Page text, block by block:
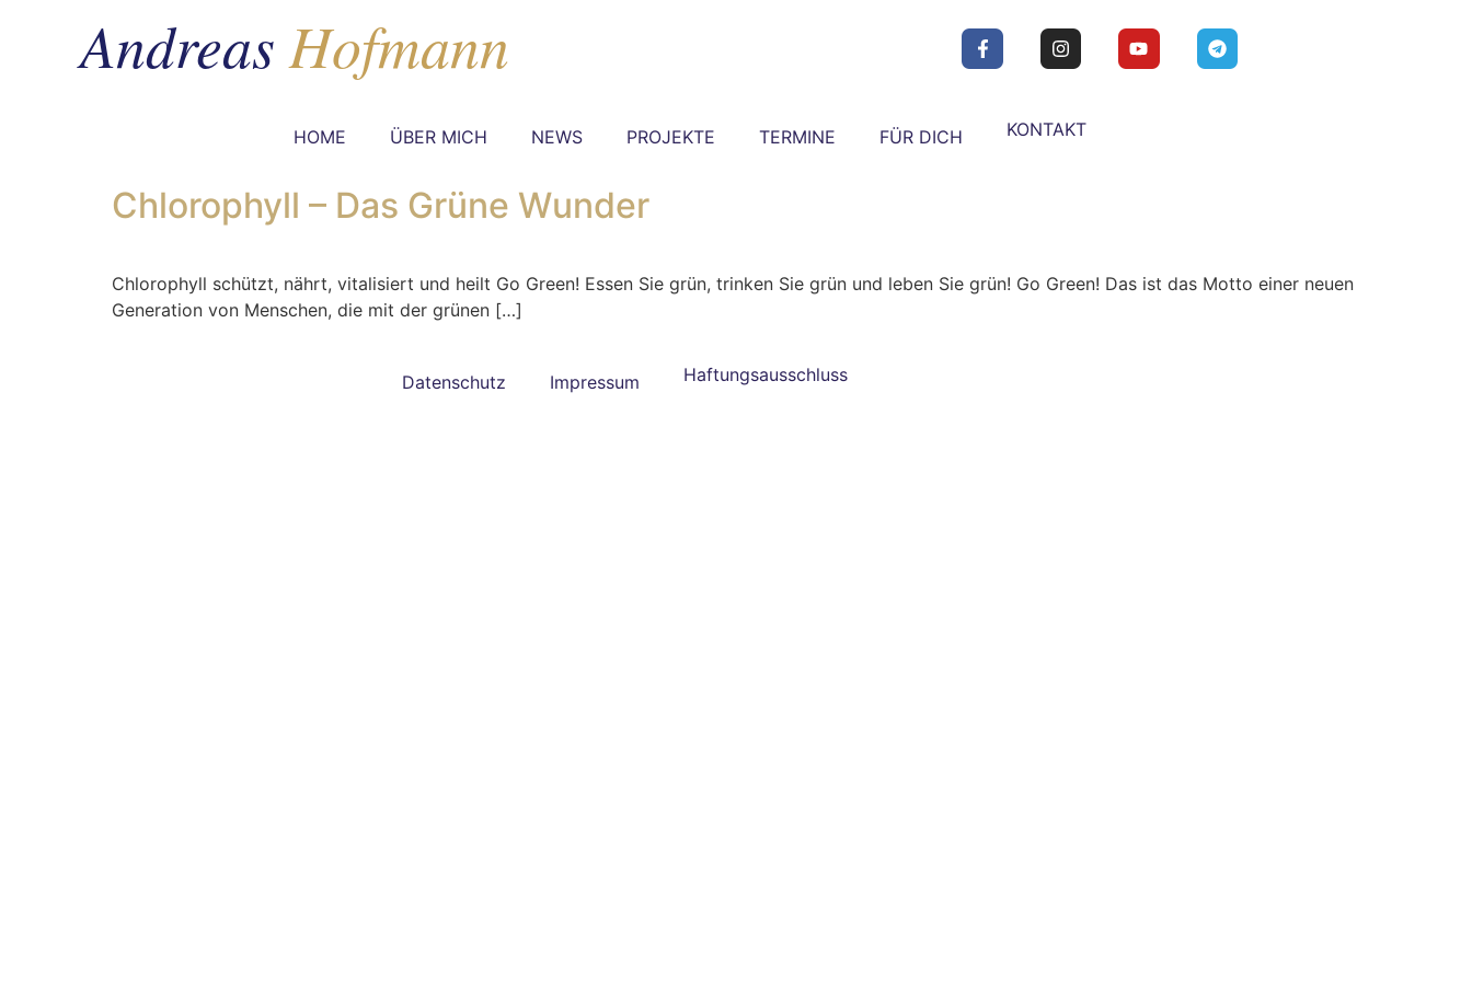
HOME ÜBER MICH NEWS PROJEKTE TERMINE FÜR DICH KONTAKT
Chlorophyll – Das Grüne Wunder
Chlorophyll schützt, nährt, vitalisiert und heilt Go Green! Essen Sie grün, trinken Sie grün und leben Sie grün! Go Green! Das ist das Motto einer neuen
Generation von Menschen, die mit der grünen […]
Datenschutz Impressum Haftungsausschluss